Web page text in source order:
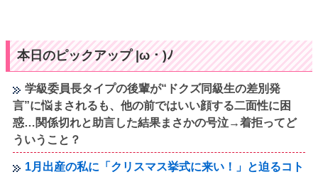
本日のピックアップ |ω・)ﾉ
学級委員長タイプの後輩が“ドクズ同級生の差別発
言”に悩まされるも、他の前ではいい顔する二面性に困
惑…関係切れと助言した結果まさかの号泣→着拒ってど
ういうこと？
1月出産の私に「クリスマス挙式に来い！」と迫るコト